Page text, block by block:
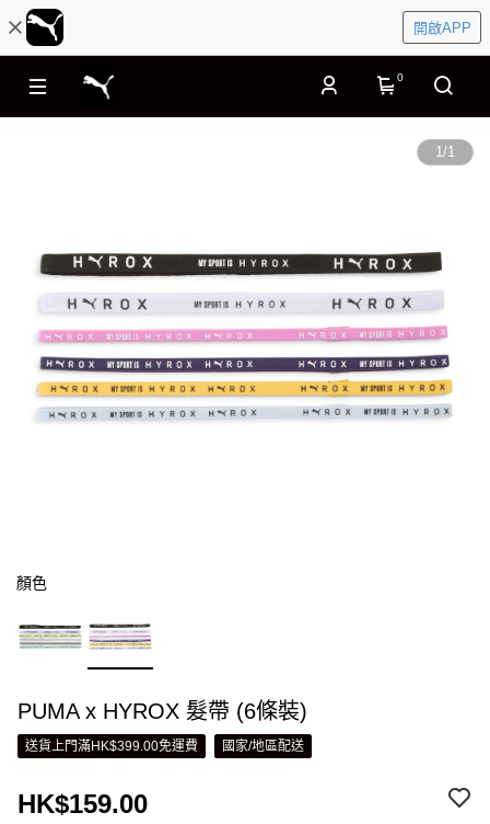
開啟APP
0
1/1
顏色
PUMA x HYROX 髮帶 (6條裝)
送貨上門滿HK$399.00免運費 國家/地區配送
HK$159.00